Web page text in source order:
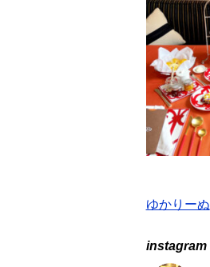
ン
バ
ー
ゆかりーぬ
instagram